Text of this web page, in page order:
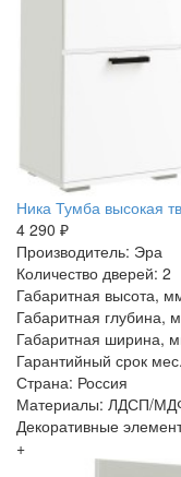
Ника Тумба высокая
4 290 ₽
Производитель: Эра
Количество дверей: 2
Габаритная высота,
Габаритная глубина,
Габаритная ширина,
Гарантийный срок
Страна: Россия
Материалы: ЛДСП/
Декоративные
+